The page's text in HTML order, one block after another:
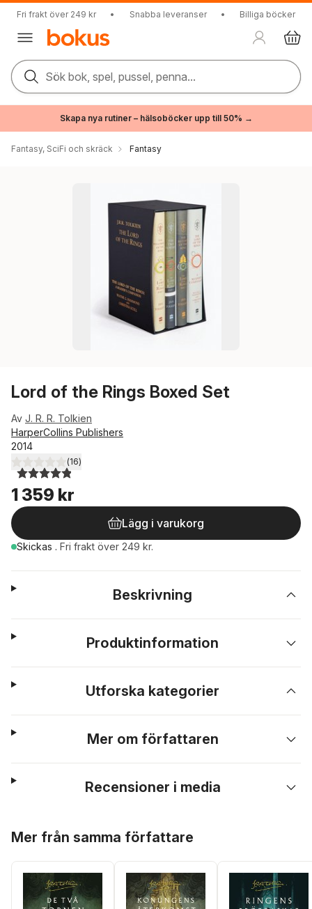
Fri frakt över 249 kr • Snabba leveranser • Billiga böcker
Sök bok, spel, pussel, penna...
Skapa nya rutiner – hälsoböcker upp till 50% →
Fantasy, SciFi och skräck Fantasy
Lord of the Rings Boxed Set
Av J. R. R. Tolkien
HarperCollins Publishers
2014
4,9utav 5 stjärnor. Totalt antal röster:
(16)
1 359 kr
Lägg i varukorg
Skickas . Fri frakt över 249 kr.
Beskrivning
Produktinformation
Utforska kategorier
Mer om författaren
Recensioner i media
Mer från samma författare